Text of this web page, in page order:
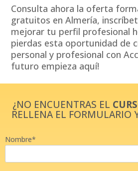
Consulta ahora la oferta
gratuitos en Almería,
mejorar tu perfil profesional
pierdas esta oportunidad de
personal y profesional con
futuro empieza aquí!
¿NO ENCUENTRAS EL
RELLENA EL FORMULARIO
Nombre*